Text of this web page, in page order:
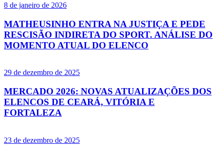
8 de janeiro de 2026
MATHEUSINHO ENTRA NA JUSTIÇA E PEDE
RESCISÃO INDIRETA DO SPORT. ANÁLISE DO
MOMENTO ATUAL DO ELENCO
29 de dezembro de 2025
MERCADO 2026: NOVAS ATUALIZAÇÕES DOS
ELENCOS DE CEARÁ, VITÓRIA E
FORTALEZA
23 de dezembro de 2025